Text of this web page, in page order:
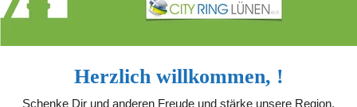
Herzlich willkommen, !
Schenke Dir und anderen Freude und stärke unsere Region.